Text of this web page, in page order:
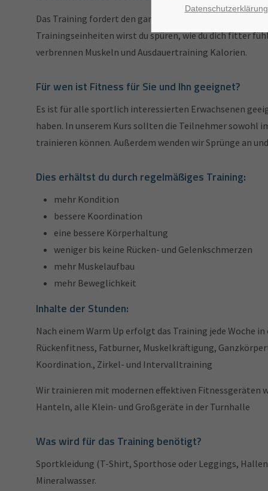
Das Training fordert den ganzen Körper bis in die
Trainingseinheiten wirst du spüren, wie du dich fitter
verbrennen Muskeln und Ausdauertraining Kalorien.
Für wen ist Fitness für Sie und Ihn geeignet?
Es ist für alle sportlich interessierten Erwachsenen
haben. In unserem Kurs sollten die Teilnehmer sowohl
trainieren können. Außerdem wenden wir Sprünge an
Dies erhältst du durch regelmäßiges Training:
mehr Kondition
bessere Koordination
eine bessere Körperhaltung
weniger bis keine Rücken- und Gelenkschmerzen
mehr Muskelaufbau
mehr Beweglichkeit
Inhalte der Stunden:
Nach einem Warm Up erfolgt das Training jede Woche
Rückenfitness, Fatburner, Muskelkräftigung,
Koordination., Zirkel- und Intervalltraining
Wir trainieren mit modernen effektiven Fitnessgeräten
Hanteln, alle Klein- und Großgeräte in der Turnhalle
Was wird für das Training benötigt?
Sportkleidung (T-Shirt, Sporthose oder Leggings,
Mineralwasser.
Datenschutzerklärung